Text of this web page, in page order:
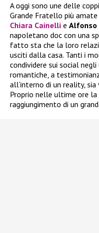
A oggi sono une delle
Grande Fratello più
Chiara Cainelli e Alfonso
napoletano doc con una
fatto sta che la loro
usciti dalla casa. Tanti i
condividere sui social
romantiche, a
all’interno di un reality,
Proprio nelle ultime ore la
raggiungimento di un